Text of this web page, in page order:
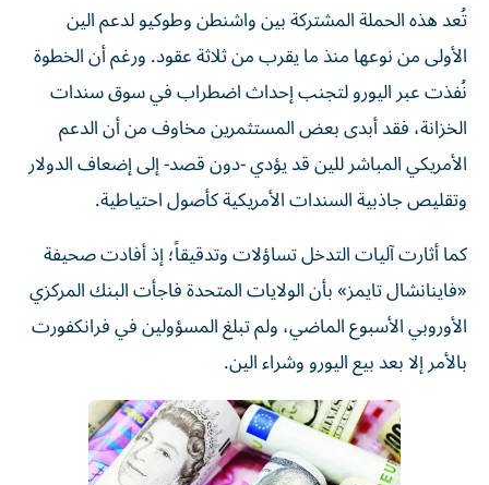
تُعد هذه الحملة المشتركة بين واشنطن وطوكيو لدعم الين
الأولى من نوعها منذ ما يقرب من ثلاثة عقود. ورغم أن الخطوة
نُفذت عبر اليورو لتجنب إحداث اضطراب في سوق سندات
الخزانة، فقد أبدى بعض المستثمرين مخاوف من أن الدعم
الأمريكي المباشر للين قد يؤدي -دون قصد- إلى إضعاف الدولار
وتقليص جاذبية السندات الأمريكية كأصول احتياطية.
كما أثارت آليات التدخل تساؤلات وتدقيقاً؛ إذ أفادت صحيفة
«فاينانشال تايمز» بأن الولايات المتحدة فاجأت البنك المركزي
الأوروبي الأسبوع الماضي، ولم تبلغ المسؤولين في فرانكفورت
بالأمر إلا بعد بيع اليورو وشراء الين.